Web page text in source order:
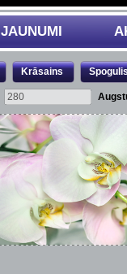
JAUNUMI
Krāsains